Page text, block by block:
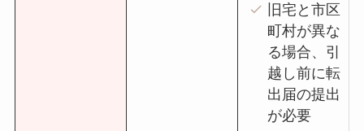
旧宅と市区
町村が異な
る場合、引
越し前に転
出届の提出
が必要